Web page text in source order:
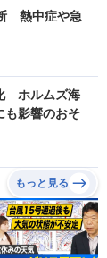
熱中症や急
ホルムズ海
も影響のおそ
もっと見る